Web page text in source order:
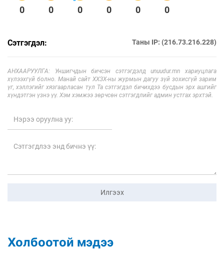
0 0 0 0 0 0
Сэтгэгдэл: Таны IP: (216.73.216.228)
АНХААРУУЛГА: Уншигчдын бичсэн сэтгэгдэлд unuudur.mn хариуцлага
хүлээхгүй болно. Манай сайт ХХЗХ-ны журмын дагуу зүй зохисгүй зарим
үг, хэллэгийг хязгаарласан тул Та сэтгэгдэл бичихдээ бусдын эрх ашгийг
хүндэтгэн үзнэ үү. Хэм хэмжээ зөрчсөн сэтгэгдлийг админ устгах эрхтэй.
Илгээх
Холбоотой мэдээ